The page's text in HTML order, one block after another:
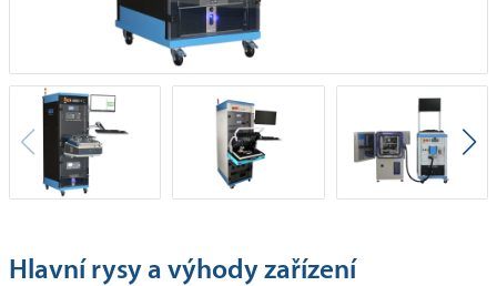
Hlavní rysy a výhody zařízení